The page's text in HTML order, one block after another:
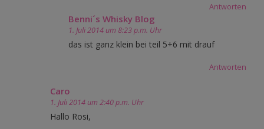
Antworten
Benni´s Whisky Blog
1. Juli 2014 um 8:23 p.m. Uhr
das ist ganz klein bei teil 5+6 mit drauf
Antworten
Caro
1. Juli 2014 um 2:40 p.m. Uhr
Hallo Rosi,